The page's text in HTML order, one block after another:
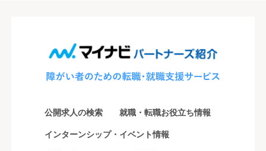
公開求人の検索 就職・転職お役立ち情報
インターンシップ・イベント情報